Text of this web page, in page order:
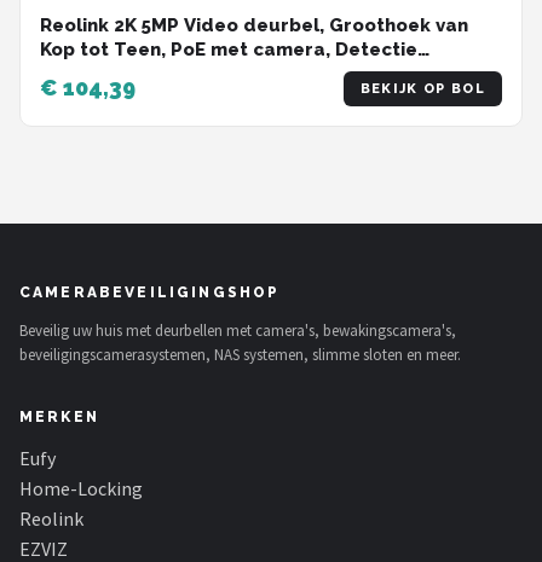
Reolink 2K 5MP Video deurbel, Groothoek van
Kop tot Teen, PoE met camera, Detectie
persoon/verpakking, Tweewegaudio, Werkt met
NVR's, met Bel, Zwart
€ 104,39 BEKIJK OP BOL
CAMERABEVEILIGINGSHOP
Beveilig uw huis met deurbellen met camera's, bewakingscamera's,
beveiligingscamerasystemen, NAS systemen, slimme sloten en meer.
MERKEN
Eufy
Home-Locking
Reolink
EZVIZ